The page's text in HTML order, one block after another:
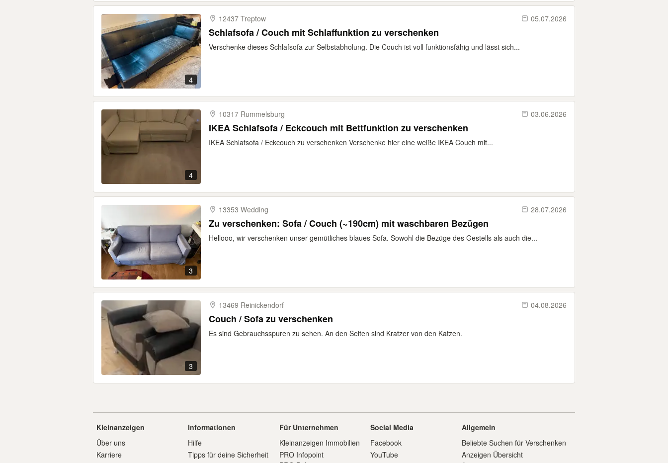
4
12437 Treptow 05.07.2026
Schlafsofa / Couch mit Schlaffunktion zu verschenken
Verschenke dieses Schlafsofa zur Selbstabholung. Die Couch ist voll funktionsfähig und lässt sich...
4
10317 Rummelsburg 03.06.2026
IKEA Schlafsofa / Eckcouch mit Bettfunktion zu verschenken
IKEA Schlafsofa / Eckcouch zu verschenken Verschenke hier eine weiße IKEA Couch mit...
3
13353 Wedding 28.07.2026
Zu verschenken: Sofa / Couch (~190cm) mit waschbaren Bezügen
Hellooo, wir verschenken unser gemütliches blaues Sofa. Sowohl die Bezüge des Gestells als auch die...
3
13469 Reinickendorf 04.08.2026
Couch / Sofa zu verschenken
Es sind Gebrauchsspuren zu sehen. An den Seiten sind Kratzer von den Katzen.
Kleinanzeigen
Über uns
Karriere
Informationen
Hilfe
Tipps für deine Sicherheit
Für Unternehmen
Kleinanzeigen Immobilien
PRO Infopoint
Social Media
Facebook
YouTube
Allgemein
Beliebte Suchen für Verschenken
Anzeigen Übersicht